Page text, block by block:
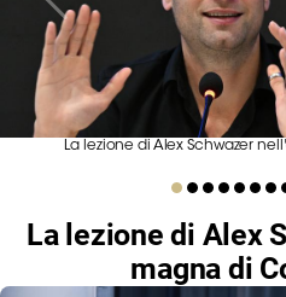
Serie
Femminile
Museo
del
delle
La lezione di Alex Schwazer
La lezione di Alex
magna di